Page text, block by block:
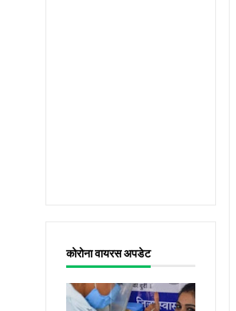
कोरोना वायरस अपडेट